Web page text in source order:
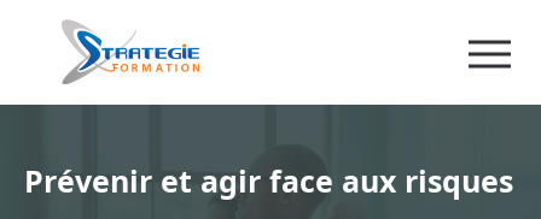
Prévenir et agir face aux risques